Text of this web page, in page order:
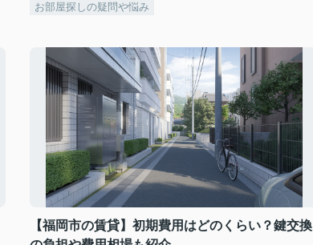
お部屋探しの疑問や悩み
【福岡市の賃貸】初期費用はどのくらい？鍵交換